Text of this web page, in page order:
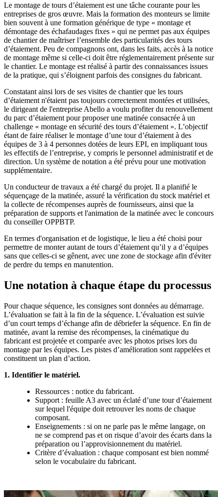
Le montage de tours d’étaiement est une tâche courante pour les
entreprises de gros œuvre. Mais la formation des monteurs se limite
bien souvent à une formation générique de type « montage et
démontage des échafaudages fixes » qui ne permet pas aux équipes
de chantier de maîtriser l’ensemble des particularités des tours
d’étaiement. Peu de compagnons ont, dans les faits, accès à la notice
de montage même si celle-ci doit être réglementairement présente sur
le chantier. Le montage est réalisé à partir des connaissances issues
de la pratique, qui s’éloignent parfois des consignes du fabricant.
Constatant ainsi lors de ses visites de chantier que les tours
d’étaiement n'étaient pas toujours correctement montées et utilisées,
le dirigeant de l'entreprise Abello a voulu profiter du renouvellement
du parc d’étaiement pour proposer une matinée consacrée à un
challenge « montage en sécurité des tours d’étaiement ». L’objectif
étant de faire réaliser le montage d’une tour d’étaiement à des
équipes de 3 à 4 personnes dotées de leurs EPI, en impliquant tous
les effectifs de l’entreprise, y compris le personnel administratif et de
direction. Un système de notation a été prévu pour une motivation
supplémentaire.
Un conducteur de travaux a été chargé du projet. Il a planifié le
séquençage de la matinée, assuré la vérification du stock matériel et
la collecte de récompenses auprès de fournisseurs, ainsi que la
préparation de supports et l'animation de la matinée avec le concours
du conseiller OPPBTP.
En termes d'organisation et de logistique, le lieu a été choisi pour
permettre de monter autant de tours d’étaiement qu’il y a d’équipes
sans que celles-ci se gênent, avec une zone de stockage afin d'éviter
de perdre du temps en manutention.
Une notation à chaque étape du processus
Pour chaque séquence, les consignes sont données au démarrage.
L’évaluation se fait à la fin de la séquence. L’évaluation est suivie
d’un court temps d’échange afin de débriefer la séquence. En fin de
matinée, avant la remise des récompenses, la cinématique du
fabricant est projetée et comparée avec les photos prises lors du
montage par les équipes. Les pistes d’amélioration sont rappelées et
constituent un plan d’action.
1. Identifier le matériel.
Ressources : notice du fabricant.
Support : feuille A3 avec un éclaté d’une tour d’étaiement
sur lequel l'équipe doit retrouver les noms de chaque
composant.
Enseignements : si on ne parle pas le même langage, on
ne se comprend pas et on risque d’avoir des écarts dans la
préparation ou l’approvisionnement du matériel.
Critère d’évaluation : chaque composant est bien nommé
selon le vocabulaire du fabricant.